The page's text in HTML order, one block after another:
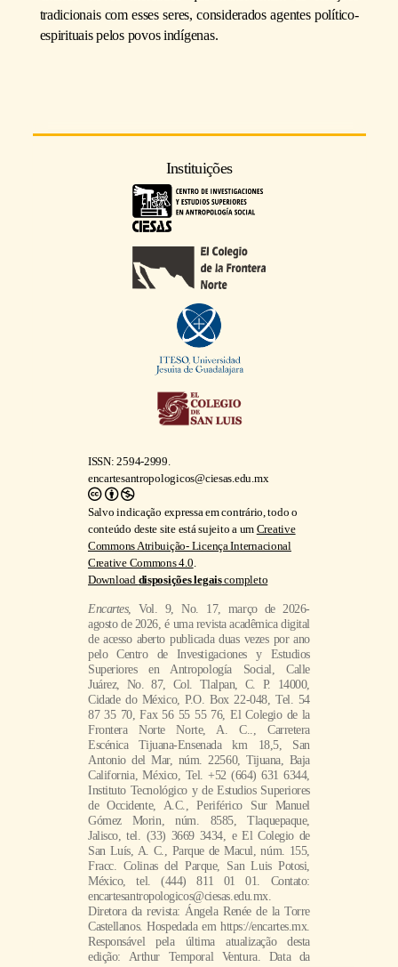
tradicionais com esses seres, considerados agentes político-
espirituais pelos povos indígenas.
Instituições
ISSN: 2594-2999.
encartesantropologicos@ciesas.edu.mx
Salvo indicação expressa em contrário, todo o
conteúdo deste site está sujeito a um Creative
Commons Atribuição- Licença Internacional
Creative Commons 4.0
Download disposições legaiscompleto
Encartes, Vol. 9, No. 17, março de 2026-
agosto de 2026, é uma revista acadêmica digital
de acesso aberto publicada duas vezes por ano
pelo Centro de Investigaciones y Estudios
Superiores en Antropología Social, Calle
Juárez, No. 87, Col. Tlalpan, C. P. 14000,
Cidade do México, P.O. Box 22-048, Tel. 54
87 35 70, Fax 56 55 55 76, El Colegio de la
Frontera Norte Norte, A. C.., Carretera
Escénica Tijuana-Ensenada km 18,5, San
Antonio del Mar, núm. 22560, Tijuana, Baja
California, México, Tel. +52 (664) 631 6344,
Instituto Tecnológico y de Estudios Superiores
de Occidente, A.C., Periférico Sur Manuel
Gómez Morin, núm. 8585, Tlaquepaque,
Jalisco, tel. (33) 3669 3434, e El Colegio de
San Luís, A. C., Parque de Macul, núm. 155,
Fracc. Colinas del Parque, San Luis Potosi,
México, tel. (444) 811 01 01. Contato:
encartesantropologicos@ciesas.edu.mx.
Diretora da revista: Ángela Renée de la Torre
Castellanos. Hospedada em https://encartes.mx.
Responsável pela última atualização desta
edição: Arthur Temporal Ventura. Data da